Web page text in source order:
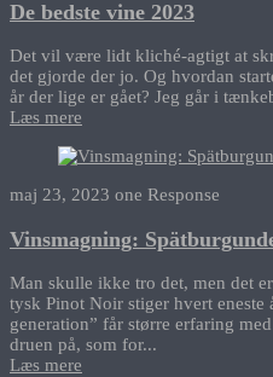
De bedste vine 2023
Det vil være lidt kliché-agtigt at
det gjorde der jo. Og hvordan
år der lige er gået? Jeg går i
Læs mere
maj 23, 2023 one Response
Vinsmagning:
Man skulle ikke tro det, men det
tysk Pinot Noir stiger hvert eneste
generation” får større erfaring
druen på, som for...
Læs mere